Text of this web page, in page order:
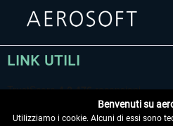
LINK UTILI
Benvenuti su
Utilizziamo i cookie. Alcuni di essi sono